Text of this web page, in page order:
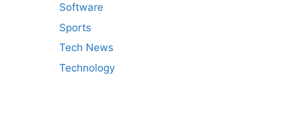
Software
Sports
Tech News
Technology